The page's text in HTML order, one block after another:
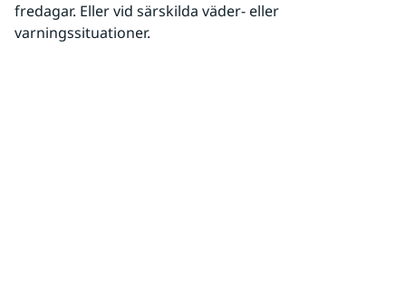
fredagar. Eller vid särskilda väder- eller
varningssituationer.